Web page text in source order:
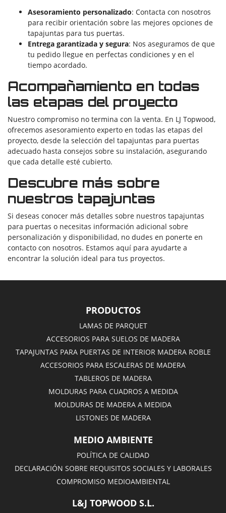
Asesoramiento personalizado: Contacta con nosotros
para recibir orientación sobre las mejores opciones de
tapajuntas para tus puertas.
Entrega garantizada y segura: Nos aseguramos de que
tu pedido llegue en perfectas condiciones y en el
tiempo acordado.
Acompañamiento en todas
las etapas del proyecto
Nuestro compromiso no termina con la venta. En LJ Topwood,
ofrecemos asesoramiento experto en todas las etapas del
proyecto, desde la selección del tapajuntas para puertas
adecuado hasta consejos sobre su instalación, asegurando
que cada detalle esté cubierto.
Descubre más sobre
nuestros tapajuntas
Si deseas conocer más detalles sobre nuestros tapajuntas
para puertas o necesitas información adicional sobre
personalización y disponibilidad, no dudes en ponerte en
contacto con nosotros. Estamos aquí para ayudarte a
encontrar la solución ideal para tus proyectos.
PRODUCTOS
LAMAS DE PARQUET
ACCESORIOS PARA SUELOS DE MADERA
TAPAJUNTAS PARA PUERTAS DE INTERIOR MADERA ROBLE
ACCESORIOS PARA ESCALERAS DE MADERA
TABLEROS DE MADERA
MOLDURAS PARA CUADROS A MEDIDA
MOLDURAS DE MADERA A MEDIDA
LISTONES DE MADERA
MEDIO AMBIENTE
POLÍTICA DE CALIDAD
DECLARACIÓN SOBRE REQUISITOS SOCIALES Y LABORALES
COMPROMISO MEDIOAMBIENTAL
L&J TOPWOOD S.L.